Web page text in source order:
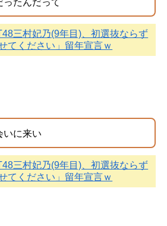
ったんだって
三村妃乃(9年目)、初選抜ならず
てください」留年宣言ｗ
いに来い
三村妃乃(9年目)、初選抜ならず
てください」留年宣言ｗ